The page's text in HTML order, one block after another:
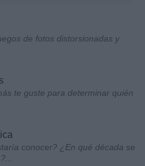
de fotos distorsionadas y
te guste para determinar quién
conocer? ¿En qué década se